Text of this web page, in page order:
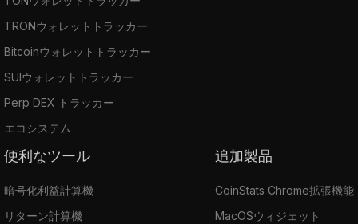
TRONウォレットトラッカー
Bitcoinウォレットトラッカー
SUIウォレットトラッカー
Perp DEX トラッカー
エコシステム
便利なツール
暗号化利益計算機
リターン計算機
追加製品
CoinStats Chrome拡張機能
MacOSウィジェット